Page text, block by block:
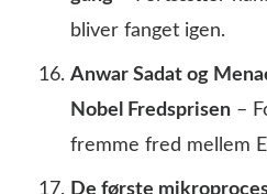
bliver fanget igen.
Anwar Sadat og
Nobel Fredsprisen –
fremme fred mellem
De første